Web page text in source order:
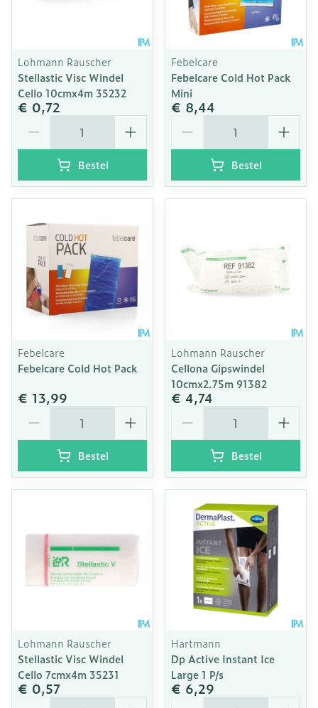
Lohmann Rauscher
Stellastic Visc Windel
Cello 10cmx4m 35232
€ 0,72
Bestel
Febelcare
Febelcare Cold Hot Pack
Mini
€ 8,44
Bestel
Febelcare
Febelcare Cold Hot Pack
€ 13,99
Bestel
Lohmann Rauscher
Cellona Gipswindel
10cmx2.75m 91382
€ 4,74
Bestel
Lohmann Rauscher
Stellastic Visc Windel
Cello 7cmx4m 35231
€ 0,57
Hartmann
Dp Active Instant Ice
Large 1 P/s
€ 6,29